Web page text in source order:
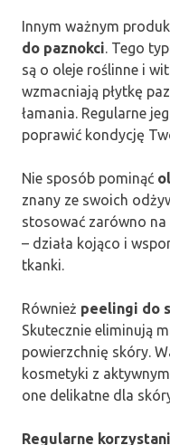
Innym ważnym
do paznokci. Tego
są o oleje roślinne i
wzmacniają płytkę
łamania. Regularne
poprawić kondycję
Nie sposób pominąć
znany ze swoich
stosować zarówno
– działa kojąco i
tkanki.
Również peelingi do
Skutecznie eliminują
powierzchnię skóry.
kosmetyki z
one delikatne dla
Regularne